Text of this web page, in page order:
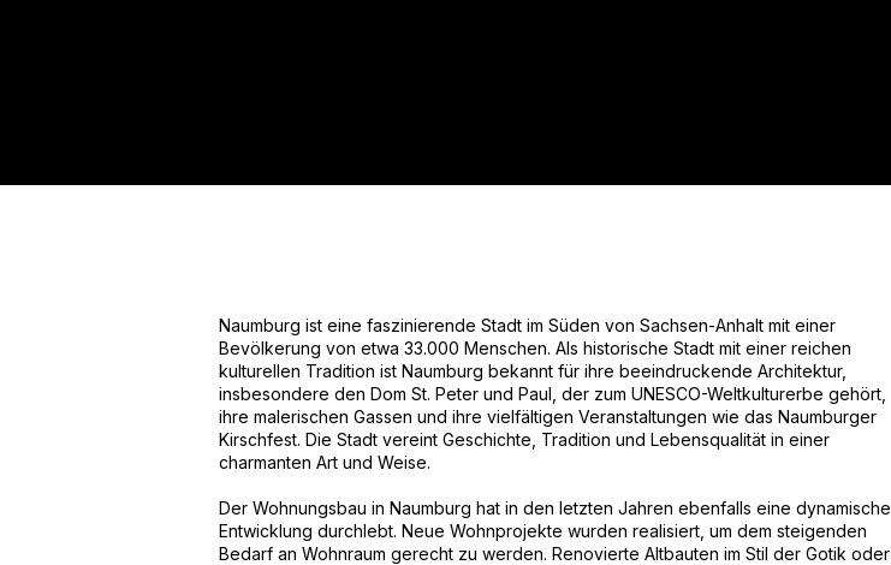
Naumburg ist eine faszinierende Stadt im Süden von Sachsen-Anhalt mit einer
Bevölkerung von etwa 33.000 Menschen. Als historische Stadt mit einer reichen
kulturellen Tradition ist Naumburg bekannt für ihre beeindruckende Architektur,
insbesondere den Dom St. Peter und Paul, der zum UNESCO-Weltkulturerbe gehört,
ihre malerischen Gassen und ihre vielfältigen Veranstaltungen wie das Naumburger
Kirschfest. Die Stadt vereint Geschichte, Tradition und Lebensqualität in einer
charmanten Art und Weise.
Der Wohnungsbau in Naumburg hat in den letzten Jahren ebenfalls eine dynamische
Entwicklung durchlebt. Neue Wohnprojekte wurden realisiert, um dem steigenden
Bedarf an Wohnraum gerecht zu werden. Renovierte Altbauten im Stil der Gotik oder